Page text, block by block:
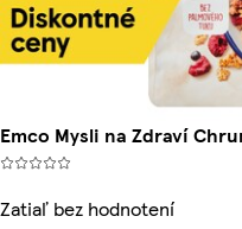
Emco Mysli na Zdraví
Zatiaľ bez hodnotení